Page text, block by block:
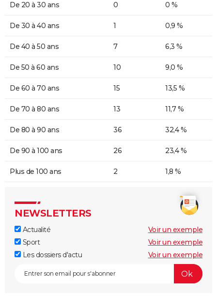
De 20 à 30 ans 0 0 %
De 30 à 40 ans 1 0,9 %
De 40 à 50 ans 7 6,3 %
De 50 à 60 ans 10 9,0 %
De 60 à 70 ans 15 13,5 %
De 70 à 80 ans 13 11,7 %
De 80 à 90 ans 36 32,4 %
De 90 à 100 ans 26 23,4 %
Plus de 100 ans 2 1,8 %
NEWSLETTERS
Actualité
Voir un exemple
Sport
Voir un exemple
Les dossiers d'actu
Voir un exemple